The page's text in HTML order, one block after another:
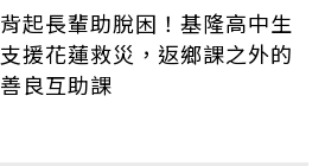
背起長輩助脫困！基隆高中生
支援花蓮救災，返鄉課之外的
善良互助課